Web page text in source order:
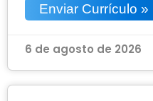
Enviar Currículo »
6 de agosto de 2026